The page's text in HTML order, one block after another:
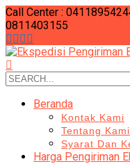
Call Center :
0811403155
Search
for:
Beranda
Kontak Kami
Tentang Kami
Syarat Dan
Harga Pengiriman